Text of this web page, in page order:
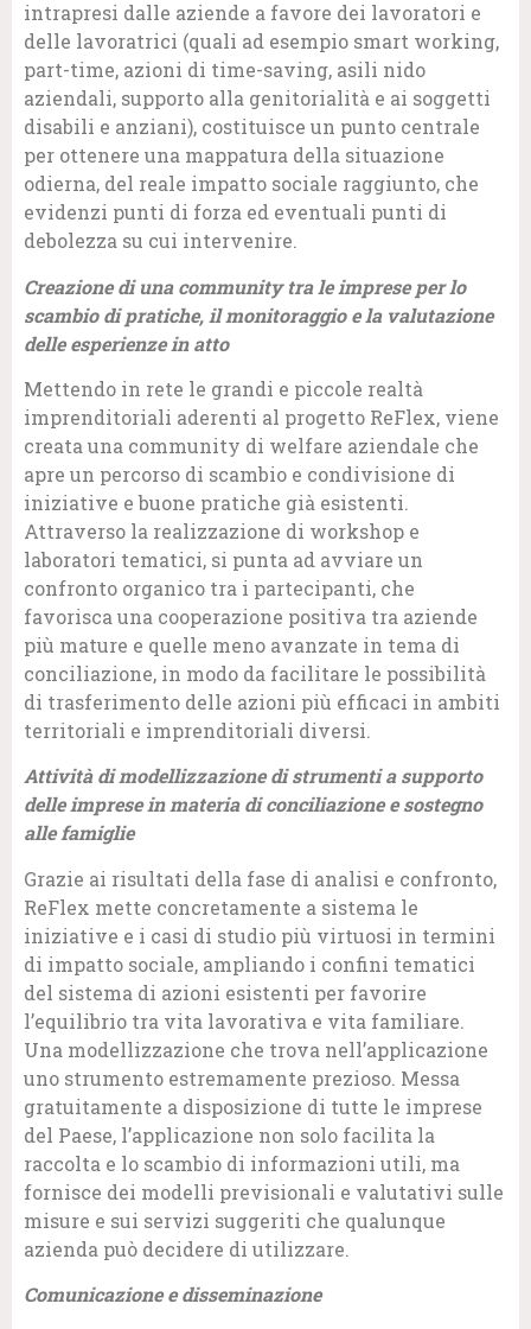
intrapresi dalle aziende a favore dei lavoratori e
delle lavoratrici (quali ad esempio smart working,
part-time, azioni di time-saving, asili nido
aziendali, supporto alla genitorialità e ai soggetti
disabili e anziani), costituisce un punto centrale
per ottenere una mappatura della situazione
odierna, del reale impatto sociale raggiunto, che
evidenzi punti di forza ed eventuali punti di
debolezza su cui intervenire.
Creazione di una community tra le imprese per lo
scambio di pratiche, il monitoraggio e la valutazione
delle esperienze in atto
Mettendo in rete le grandi e piccole realtà
imprenditoriali aderenti al progetto ReFlex, viene
creata una community di welfare aziendale che
apre un percorso di scambio e condivisione di
iniziative e buone pratiche già esistenti.
Attraverso la realizzazione di workshop e
laboratori tematici, si punta ad avviare un
confronto organico tra i partecipanti, che
favorisca una cooperazione positiva tra aziende
più mature e quelle meno avanzate in tema di
conciliazione, in modo da facilitare le possibilità
di trasferimento delle azioni più efficaci in ambiti
territoriali e imprenditoriali diversi.
Attività di modellizzazione di strumenti a supporto
delle imprese in materia di conciliazione e sostegno
alle famiglie
Grazie ai risultati della fase di analisi e confronto,
ReFlex mette concretamente a sistema le
iniziative e i casi di studio più virtuosi in termini
di impatto sociale, ampliando i confini tematici
del sistema di azioni esistenti per favorire
l’equilibrio tra vita lavorativa e vita familiare.
Una modellizzazione che trova nell’applicazione
uno strumento estremamente prezioso. Messa
gratuitamente a disposizione di tutte le imprese
del Paese, l’applicazione non solo facilita la
raccolta e lo scambio di informazioni utili, ma
fornisce dei modelli previsionali e valutativi sulle
misure e sui servizi suggeriti che qualunque
azienda può decidere di utilizzare.
Comunicazione e disseminazione